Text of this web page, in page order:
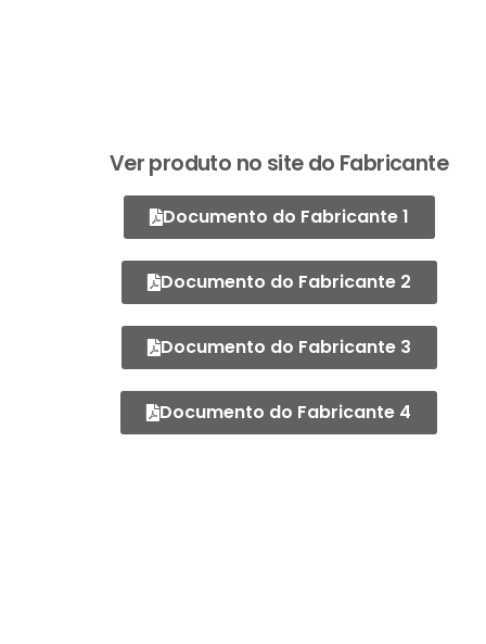
Ver produto no site do Fabricante
Documento do Fabricante 1
Documento do Fabricante 2
Documento do Fabricante 3
Documento do Fabricante 4